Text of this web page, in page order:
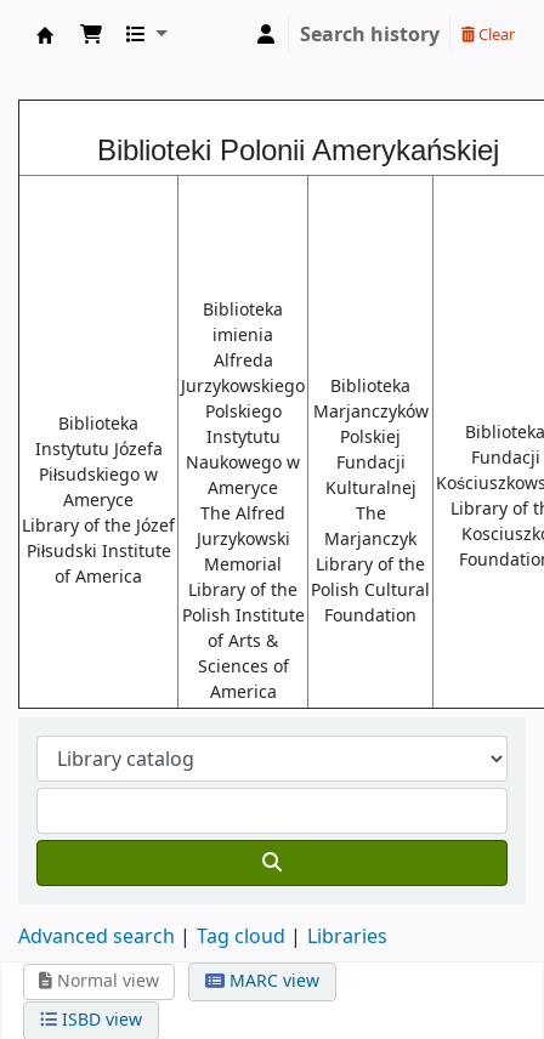
Search history Clear
Biblioteki Polonii Amerykańskiej
Biblioteka
Instytutu Józefa
Piłsudskiego w
Ameryce
Library of the Józef
Piłsudski Institute
of America
Biblioteka
imienia
Alfreda
Jurzykowskiego
Polskiego
Instytutu
Naukowego w
Ameryce
The Alfred
Jurzykowski
Memorial
Library of the
Polish Institute
of Arts &
Sciences of
America
Biblioteka
Marjanczyków
Polskiej
Fundacji
Kulturalnej
The
Marjanczyk
Library of the
Polish Cultural
Foundation
Biblioteka
Fundacji
Library of
Advanced search Tag cloud Libraries
Normal view
MARC view
ISBD view